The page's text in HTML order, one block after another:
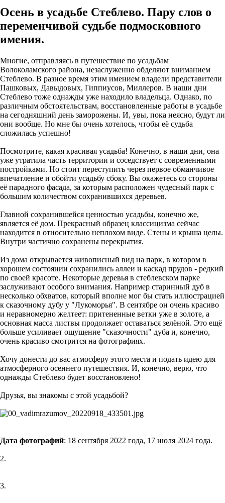
Осень в усадьбе Стеблево. Пару слов о
переменчивой судьбе подмосковного
имения.
Многие, отправляясь в путешествие по усадьбам
Волоколамского района, незаслуженно обделяют вниманием
Стеблево. В разное время этим имением владели представители
Пашковых, Давыдовых, Гиппиусов, Миллеров. В наши дни
Стеблево тоже однажды уже находило владельца. Однако, по
различным обстоятельствам, восстановленные работы в усадьбе
на сегодняшний день заморожены. И, увы, пока неясно, будут ли
они вообще. Но мне бы очень хотелось, чтобы её судьба
сложилась успешно!
Посмотрите, какая красивая усадьба! Конечно, в наши дни, она
уже утратила часть территории и соседствует с современными
постройками. Но стоит переступить через первое обманчивое
впечатление и обойти усадьбу сбоку. Вы окажетесь со стороны
её парадного фасада, за которым расположен чудесный парк с
большим количеством сохранившихся деревьев.
Главной сохранившейся ценностью усадьбы, конечно же,
является её дом. Прекрасный образец классицизма сейчас
находится в относительно неплохом виде. Стены и крыша целы.
Внутри частично сохранены перекрытия.
Из дома открывается живописный вид на парк, в котором в
хорошем состоянии сохранились аллеи и каскад прудов - редкий
по своей красоте. Некоторые деревья в стеблевском парке
заслуживают особого внимания. Например старинный дуб в
несколько обхватов, который вполне мог бы стать иллюстрацией
к сказочному дубу у "Лукоморья". В сентябре он очень красиво
и неравномерно желтеет: притененные ветки уже в золоте, а
основная масса листвы продолжает оставаться зелёной. Это ещё
больше усиливает ощущение "сказочности" дуба и, конечно,
очень красиво смотрится на фотографиях.
Хочу донести до вас атмосферу этого места и подать идею для
атмосферного осеннего путешествия. И, конечно, верю, что
однажды Стеблево будет восстановлено!
Друзья, вы знакомы с этой усадьбой?
Дата фотографий: 18 сентября 2022 года, 17 июля 2024 года.
2.
3.